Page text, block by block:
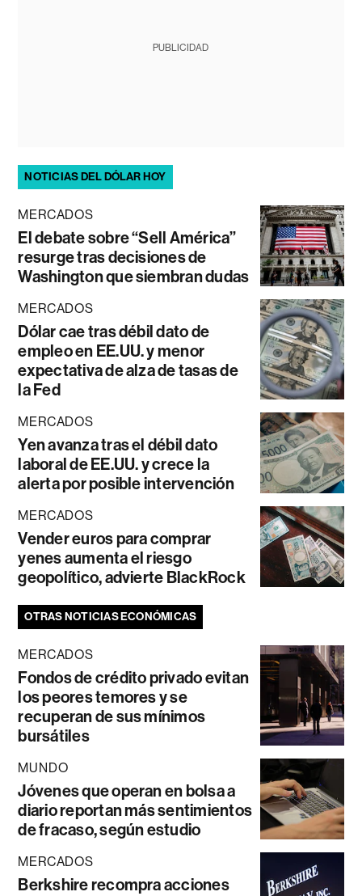
PUBLICIDAD
NOTICIAS DEL DÓLAR HOY
MERCADOS
El debate sobre “Sell América”
resurge tras decisiones de
Washington que siembran dudas
MERCADOS
Dólar cae tras débil dato de
empleo en EE.UU. y menor
expectativa de alza de tasas de
la Fed
MERCADOS
Yen avanza tras el débil dato
laboral de EE.UU. y crece la
alerta por posible intervención
MERCADOS
Vender euros para comprar
yenes aumenta el riesgo
geopolítico, advierte BlackRock
OTRAS NOTICIAS ECONÓMICAS
MERCADOS
Fondos de crédito privado evitan
los peores temores y se
recuperan de sus mínimos
bursátiles
MUNDO
Jóvenes que operan en bolsa a
diario reportan más sentimientos
de fracaso, según estudio
MERCADOS
Berkshire recompra acciones